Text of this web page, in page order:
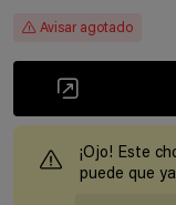
Avisar agotado
¡Ojo! Este
puede que